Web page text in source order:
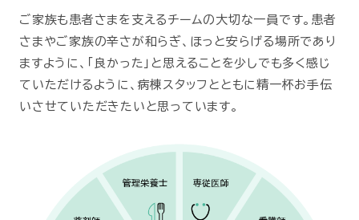
ご家族も患者さまを支えるチームの大切な一員です。患者
さまやご家族の辛さが和らぎ、ほっと安らげる場所であり
ますように、「良かった」と思えることを少しでも多く感じ
ていただけるように、病棟スタッフとともに精一杯お手伝
いさせていただきたいと思っています。